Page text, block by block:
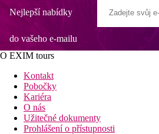
Nejlepší nabídky
do vašeho e-mailu
O EXIM tours
Kontakt
Pobočky
Kariéra
O nás
Užitečné dokumenty
Prohlášení o přístupnosti